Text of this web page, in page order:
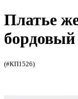
Платье
бордовый
(#КП1526)